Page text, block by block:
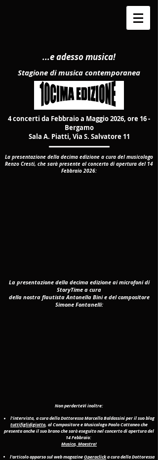
...e adesso musica!
Stagione di musica contemporanea
4 concerti da Febbraio a Maggio 2026, ore 16 -
Bergamo​
Sala A. Piatti, Via S. Salvatore 11
La presentazione della decima edizione a cura del musicologo
Renzo Cresti, che sarà presente al concerto di apertura del 14
Febbraio 2026:
La presentazione della decima edizione ai microfoni di
StoryTime a cura
della nostra flautista Antonella Bini e del compositore
Simone Fontanelli:
Non perderteVi inoltre:
l'intervista, a cura della Dottoressa Marcella Baldassini per il suo blog
tuttifiglidigiotto, al Compositore e Musicologo Paolo Cattaneo che
presenta anche il suo brano che sarà eseguito nel concerto di apertura del
14 Febbraio:
Musica, Maestro!
l'articolo apparso sul web magazineOperaclicka cura della Dottoressa